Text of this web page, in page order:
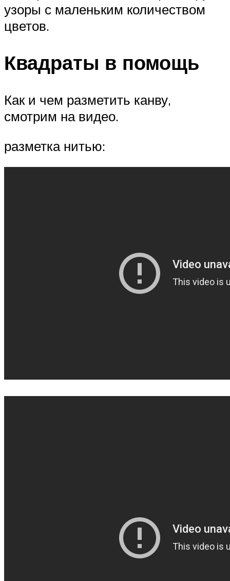
узоры с маленьким количеством
цветов.
Квадраты в помощь
Как и чем разметить канву,
смотрим на видео.
разметка нитью: